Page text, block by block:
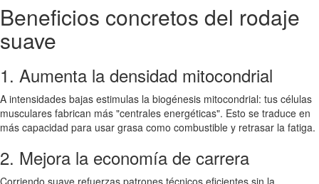
Beneficios concretos del rodaje
suave
1. Aumenta la densidad mitocondrial
A intensidades bajas estimulas la biogénesis mitocondrial: tus células
musculares fabrican más "centrales energéticas". Esto se traduce en
más capacidad para usar grasa como combustible y retrasar la fatiga.
2. Mejora la economía de carrera
Corriendo suave refuerzas patrones técnicos eficientes sin la